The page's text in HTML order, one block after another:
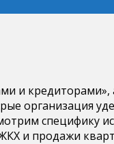
и
организация
специфику
и продажи